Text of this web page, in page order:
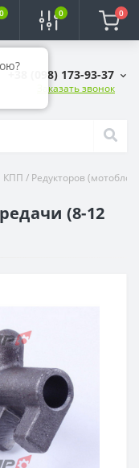
0 0 0
+38 (098) 173-93-37
Заказать звонок
КПП / Редукторов
(8-12